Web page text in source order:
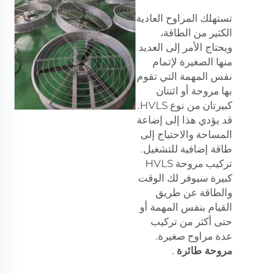
تستهلك المراوح العادية
الكثير من الطاقة،
ويحتاج الأمر إلى العديد
منها الصغيرة لإتمام
نفس المهمة التي تقوم
بها مروحة أو اثنتان
كبيرتان من نوع HVLS.
قد يؤدي هذا إلى إضاعة
المساحة والاحتياج إلى
طاقة إضافية للتشغيل.
تركيب مروحة HVLS
كبيرة سيوفر لك الوقت
والطاقة عن طريق
القيام بنفس المهمة أو
حتى أكثر من تركيب
عدة مراوح صغيرة.
مروحة طائرة .